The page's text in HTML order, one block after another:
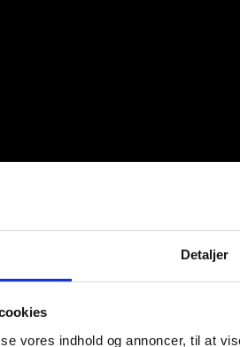
Detaljer
vores indhold og annoncer, til at